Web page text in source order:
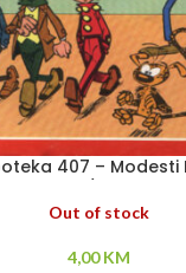
407 – Modesti
Out of stock
4,00KM